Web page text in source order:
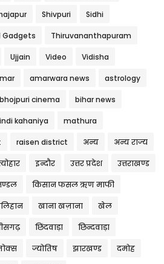
Shivpuri Sidhi
Gadgets Thiruvananthapuram
Ujjain Video Vidisha
amarwara news astrology
bhojpuri cinema bihar news
kahaniya mathura
raisen district अन्य अन्य राज्य
इन्दौर उत्तर प्रदेश उत्तराखण्ड
किसान फसल ऋण माफी
खाना खज़ाना खेल
छिंदवाड़ा छिन्दवाड़ा
ज्योतिष झारखण्ड दमोह